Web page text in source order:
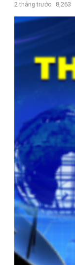
2 tháng trước 8,263